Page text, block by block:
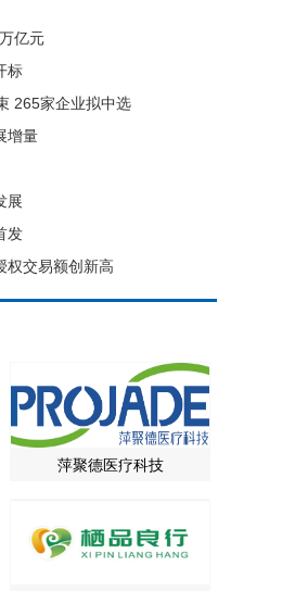
亿元
标
265家企业拟中选
增量
展
发
权交易额创新高
萍聚德医疗科技